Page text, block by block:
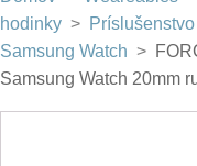
hodinky >
Samsung Watch >
Samsung Watch 20mm